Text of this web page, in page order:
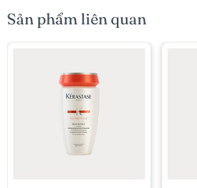
Sản phẩm liên quan